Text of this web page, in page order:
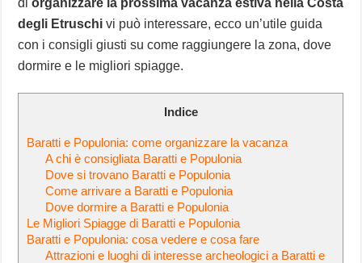
degli Etruschi vi può interessare, ecco un’utile guida
con i consigli giusti su come raggiungere la zona, dove
dormire e le migliori spiagge.
Indice
Baratti e Populonia: come organizzare la vacanza
A chi è consigliata Baratti e Populonia
Dove si trovano Baratti e Populonia
Come arrivare a Baratti e Populonia
Dove dormire a Baratti e Populonia
Le Migliori Spiagge di Baratti e Populonia
Baratti e Populonia: cosa vedere e cosa fare
Attrazioni e luoghi di interesse archeologici a Baratti e